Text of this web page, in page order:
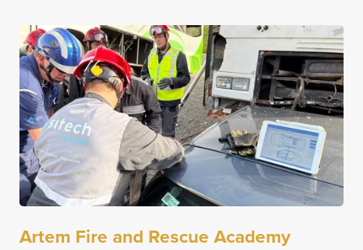
Artem Fire and Rescue Academy